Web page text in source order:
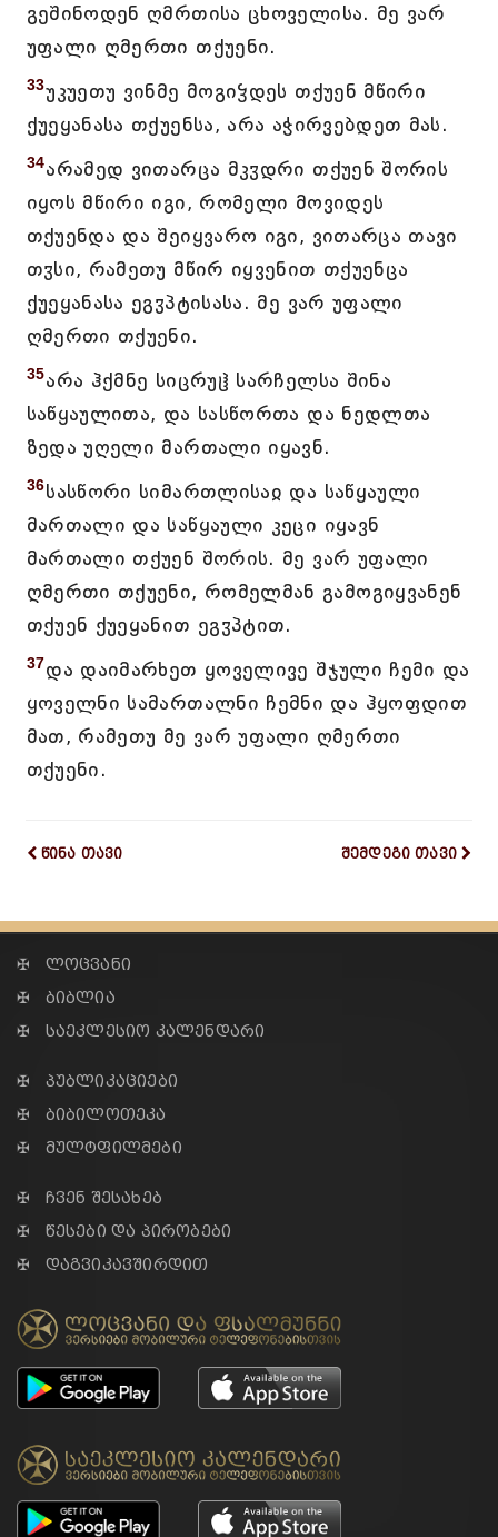
გეშინოდენ ღმრთისა ცხოველისა. მე ვარ
უფალი ღმერთი თქუენი.
33უკუეთუ ვინმე მოგიჴდეს თქუენ მწირი
ქუეყანასა თქუენსა, არა აჭირვებდეთ მას.
34არამედ ვითარცა მკჳდრი თქუენ შორის
იყოს მწირი იგი, რომელი მოვიდეს
თქუენდა და შეიყვარო იგი, ვითარცა თავი
თჳსი, რამეთუ მწირ იყვენით თქუენცა
ქუეყანასა ეგჳპტისასა. მე ვარ უფალი
ღმერთი თქუენი.
35არა ჰქმნე სიცრუჱ სარჩელსა შინა
საწყაულითა, და სასწორთა და ნედლთა
ზედა უღელი მართალი იყავნ.
36სასწორი სიმართლისაჲ და საწყაული
მართალი და საწყაული კეცი იყავნ
მართალი თქუენ შორის. მე ვარ უფალი
ღმერთი თქუენი, რომელმან გამოგიყვანენ
თქუენ ქუეყანით ეგჳპტით.
37და დაიმარხეთ ყოველივე შჯული ჩემი და
ყოველნი სამართალნი ჩემნი და ჰყოფდით
მათ, რამეთუ მე ვარ უფალი ღმერთი
თქუენი.
წინა თავი შემდეგი თავი
✠ ლოცვანი
✠ ბიბლია
✠ საეკლესიო კალენდარი
✠ პუბლიკაციები
✠ ბიბილოთეკა
✠ მულტფილმები
✠ ჩვენ შესახებ
✠ წესები და პირობები
✠ დაგვიკავშირდით